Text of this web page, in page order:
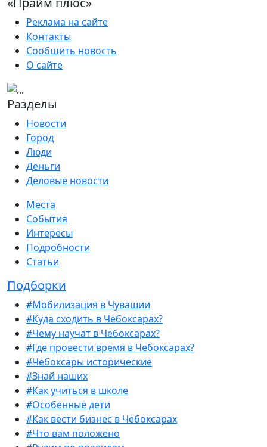
Реклама на сайте
Контакты
Сообщить новость
О сайте
Разделы
Новости
Город
Люди
Деньги
Деловые новости
Места
События
Интересы
Подробности
Статьи
Подборки
#Мобилизация в Чувашии
#Куда сходить в Чебоксарах?
#Чему научат в Чебоксарах?
#Где провести время в Чебоксарах?
#Чебоксары исторические
#Знай наших
#Как учиться в школе
#Особенные дети
#Как вести бизнес в Чебоксарах
#Что вам положено